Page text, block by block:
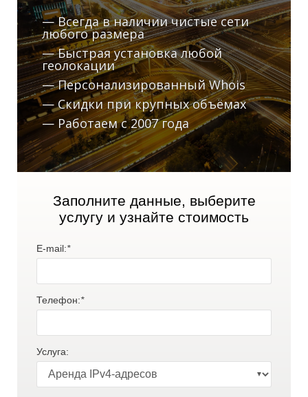
А
— Всегда в наличии чистые сети
любого размера
— Быстрая установка любой
геолокации
— Персонализированный Whois
— Скидки при крупных объёмах
— Работаем с 2007 года
Заполните данные, выберите
услугу и узнайте стоимость
E-mail:*
Телефон:*
Услуга: